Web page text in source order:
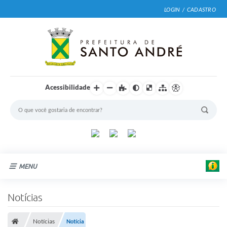
LOGIN / CADASTRO
Acessibilidade
MENU
Notícias
Notícias Notícia